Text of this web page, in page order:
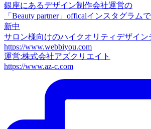
銀座にあるデザイン制作会社運営の
「Beauty partner」officalインスタグラム
新中
サロン様向けのハイクオリティデザイン
https://www.webbiyou.com
運営:株式会社アズクリエイト
https://www.az-c.com